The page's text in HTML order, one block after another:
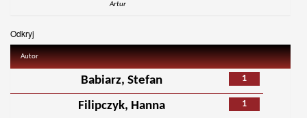
Artur
Odkryj
Autor
1
Babiarz, Stefan
1
Filipczyk, Hanna